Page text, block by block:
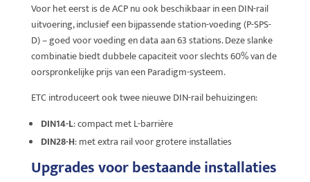
Voor het eerst is de ACP nu ook beschikbaar in een DIN-rail
uitvoering, inclusief een bijpassende station-voeding (P-SPS-
D) – goed voor voeding en data aan 63 stations. Deze slanke
combinatie biedt dubbele capaciteit voor slechts 60% van de
oorspronkelijke prijs van een Paradigm-systeem.
ETC introduceert ook twee nieuwe DIN-rail behuizingen:
DIN14-L: compact met L-barrière
DIN28-H: met extra rail voor grotere installaties
Upgrades voor bestaande installaties